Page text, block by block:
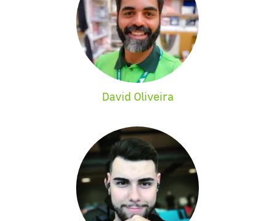
David Oliveira